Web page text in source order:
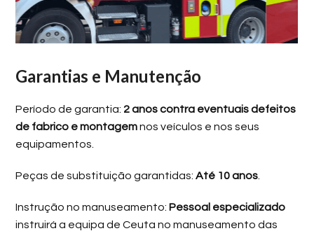
Garantias e Manutenção
Período de garantia: 2 anos contra eventuais defeitos
de fabrico e montagemnos veículos e nos seus
equipamentos.
Peças de substituição garantidas:Até 10 anos
Instrução no manuseamento: Pessoal especializado
instruirá a equipa de Ceuta no manuseamento das